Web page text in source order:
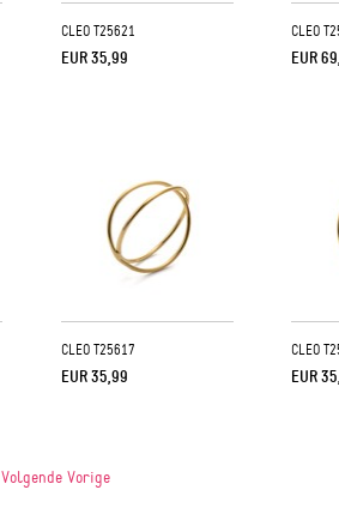
CLEO T25621
EUR 35,99
CLEO
EUR
CLEO T25617
EUR 35,99
CLEO
EUR
Volgende Vorige